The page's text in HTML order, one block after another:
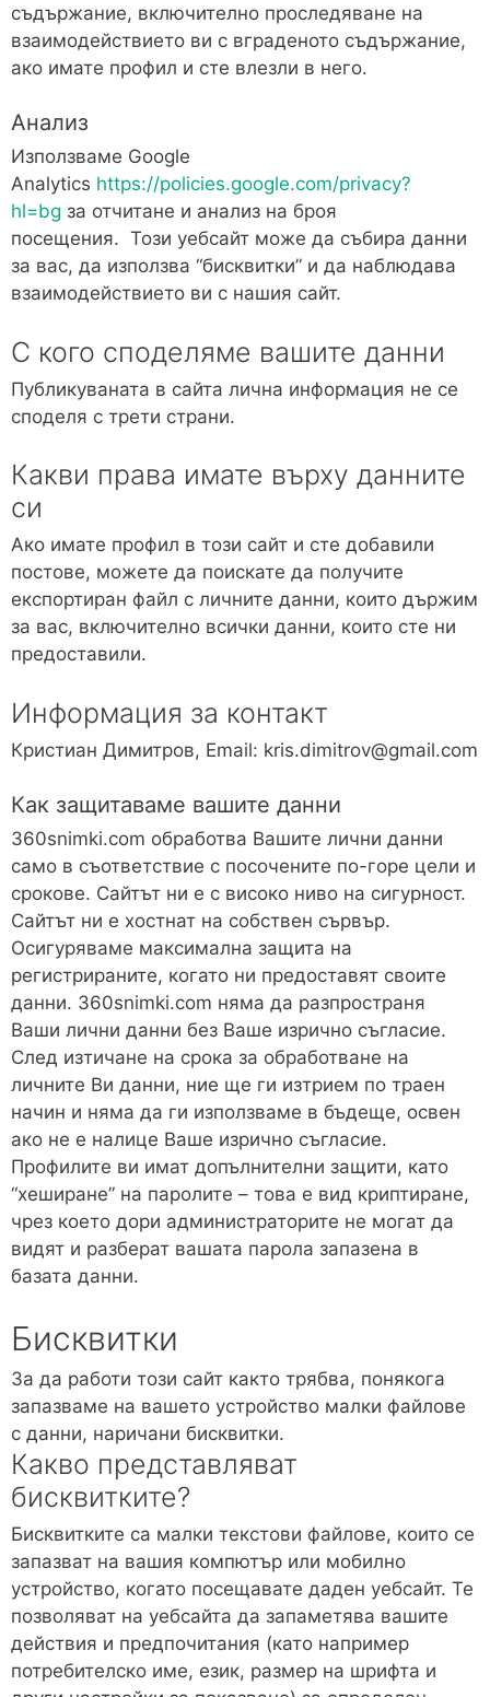
съдържание, включително проследяване на
взаимодействието ви с вграденото съдържание,
ако имате профил и сте влезли в него.
Анализ
Използваме Google
Analytics https://policies.google.com/privacy?
hl=bg за отчитане и анализ на броя
посещения. Този уебсайт може да събира данни
за вас, да използва “бисквитки” и да наблюдава
взаимодействието ви с нашия сайт.
С кого споделяме вашите данни
Публикуваната в сайта лична информация не се
споделя с трети страни.
Какви права имате върху данните
си
Ако имате профил в този сайт и сте добавили
постове, можете да поискате да получите
експортиран файл с личните данни, които държим
за вас, включително всички данни, които сте ни
предоставили.
Информация за контакт
Кристиан Димитров, Email: kris.dimitrov@gmail.com
Как защитаваме вашите данни
360snimki.com обработва Вашите лични данни
само в съответствие с посочените по-горе цели и
срокове. Сайтът ни е с високо ниво на сигурност.
Сайтът ни е хостнат на собствен сървър.
Осигуряваме максимална защита на
регистрираните, когато ни предоставят своите
данни. 360snimki.com няма да разпространя
Ваши лични данни без Ваше изрично съгласие.
След изтичане на срока за обработване на
личните Ви данни, ние ще ги изтрием по траен
начин и няма да ги използваме в бъдеще, освен
ако не е налице Ваше изрично съгласие.
Профилите ви имат допълнителни защити, като
“хеширане” на паролите – това е вид криптиране,
чрез което дори администраторите не могат да
видят и разберат вашата парола запазена в
базата данни.
Бисквитки
За да работи този сайт както трябва, понякога
запазваме на вашето устройство малки файлове
с данни, наричани бисквитки.
Какво представляват
бисквитките?
Бисквитките са малки текстови файлове, които се
запазват на вашия компютър или мобилно
устройство, когато посещавате даден уебсайт. Те
позволяват на уебсайта да запаметява вашите
действия и предпочитания (като например
потребителско име, език, размер на шрифта и